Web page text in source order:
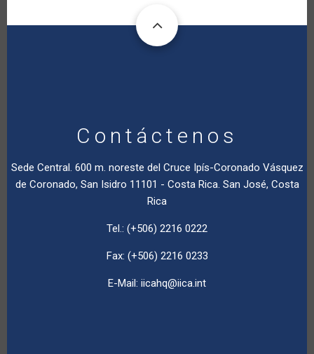
Contáctenos
Sede Central. 600 m. noreste del Cruce Ipís-Coronado Vásquez
de Coronado, San Isidro 11101 - Costa Rica. San José, Costa
Rica
Tel.: (+506) 2216 0222
Fax: (+506) 2216 0233
E-Mail: iicahq@iica.int